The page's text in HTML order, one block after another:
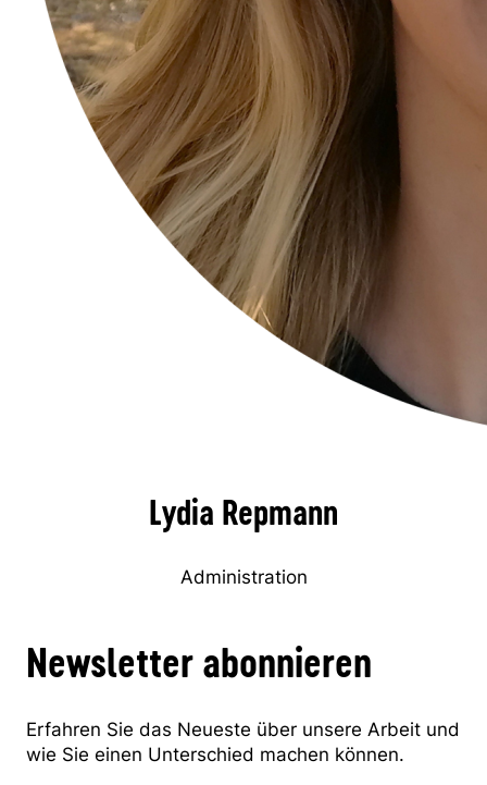
Lydia Repmann
Administration
Newsletter abonnieren
Erfahren Sie das Neueste über unsere Arbeit und
wie Sie einen Unterschied machen können.